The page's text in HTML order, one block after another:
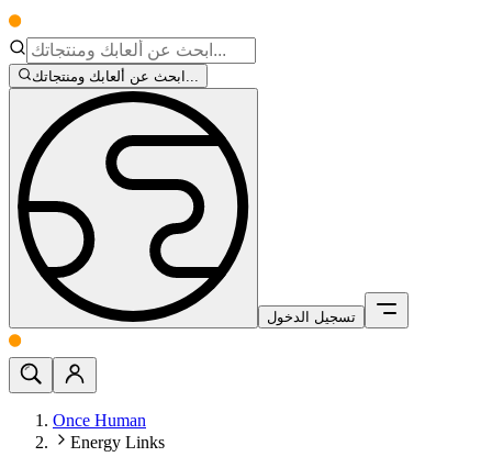
ابحث عن ألعابك ومنتجاتك...
تسجيل الدخول
Once Human
Energy Links